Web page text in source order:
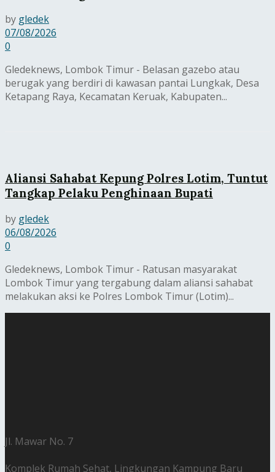
by gledek
07/08/2026
0
Gledeknews, Lombok Timur - Belasan gazebo atau
berugak yang berdiri di kawasan pantai Lungkak, Desa
Ketapang Raya, Kecamatan Keruak, Kabupaten...
Aliansi Sahabat Kepung Polres Lotim, Tuntut
Tangkap Pelaku Penghinaan Bupati
by gledek
06/08/2026
0
Gledeknews, Lombok Timur - Ratusan masyarakat
Lombok Timur yang tergabung dalam aliansi sahabat
melakukan aksi ke Polres Lombok Timur (Lotim)...
Jl. Mawar No. 7
Komplek Rumah Sehat, Lingkungan Kampung Baru